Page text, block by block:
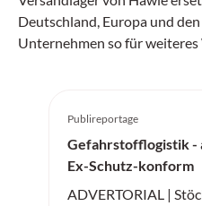
Deutschland, Europa und
Unternehmen so für weiteres
Publireportage
Gefahrstofflogistik -
Ex-Schutz-konform
ADVERTORIAL |